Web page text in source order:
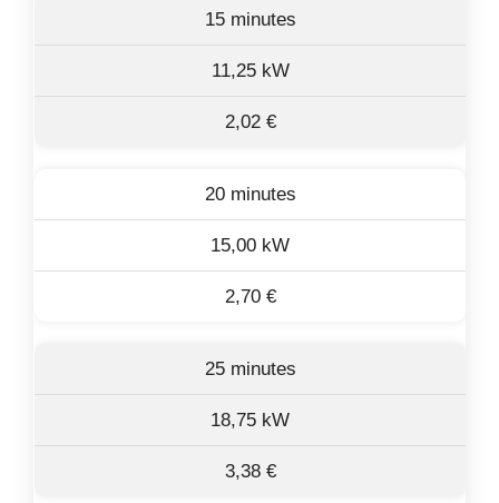
15 minutes
11,25 kW
2,02 €
20 minutes
15,00 kW
2,70 €
25 minutes
18,75 kW
3,38 €